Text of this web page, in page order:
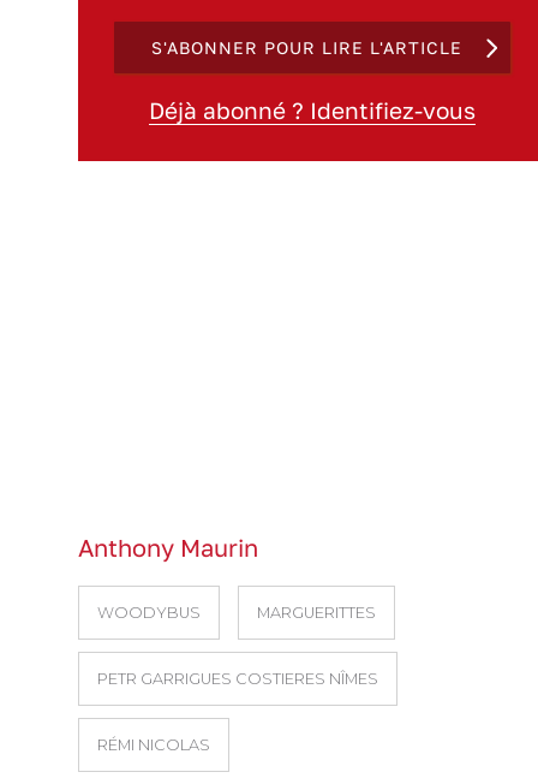
S'ABONNER POUR LIRE L'ARTICLE
Déjà abonné ? Identifiez-vous
Anthony Maurin
WOODYBUS MARGUERITTES
PETR GARRIGUES COSTIERES NÎMES
RÉMI NICOLAS